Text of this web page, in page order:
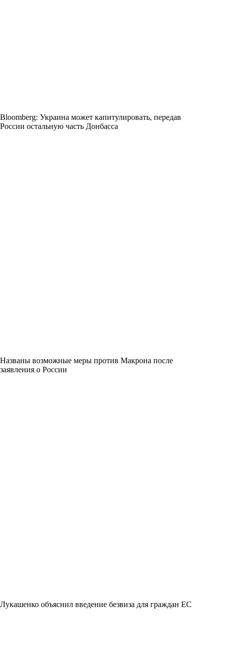
Bloomberg: Украина может капитулировать, передав
России остальную часть Донбасса
Названы возможные меры против Макрона после
заявления о России
Лукашенко объяснил введение безвиза для граждан ЕС